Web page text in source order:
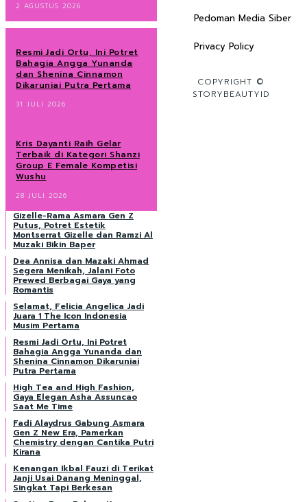
2 AGUSTUS 2026
Resmi Jadi Ortu, Ini Potret
Bahagia Angga Yunanda
dan Shenina Cinnamon
Dikaruniai Putra Pertama
31 JULI 2026
Kris Dayanti Raih Gelar
Terbaik di Kategori Shanzi
Group E Female Kompetisi
Wushu
28 JULI 2026
Gizelle-Rama Asmara Gen Z
Putus, Potret Estetik
Montserrat Gizelle dan Ramzi Al
Muzaki Bikin Baper
Dea Annisa dan Mazaki Ahmad
Segera Menikah, Jalani Foto
Prewed Berbagai Gaya yang
Romantis
Selamat, Felicia Angelica Jadi
Juara 1 The Icon Indonesia
Musim Pertama
Resmi Jadi Ortu, Ini Potret
Bahagia Angga Yunanda dan
Shenina Cinnamon Dikaruniai
Putra Pertama
High Tea and High Fashion,
Gaya Elegan Asha Assuncao
Saat Me Time
Fadi Alaydrus Gabung Asmara
Gen Z New Era, Pamerkan
Chemistry dengan Cantika Putri
Kirana
Kenangan Ikbal Fauzi di Terikat
Janji Usai Danang Meninggal,
Singkat Tapi Berkesan
Pedoman Media Siber
Privacy Policy
COPYRIGHT ©
STORYBEAUTYID